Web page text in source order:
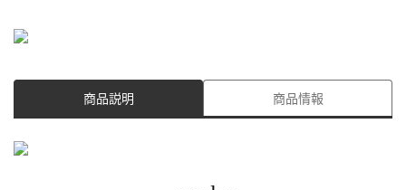
商品説明 商品情報